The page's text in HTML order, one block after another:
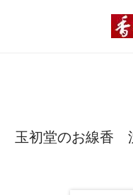
玉初堂のお線香